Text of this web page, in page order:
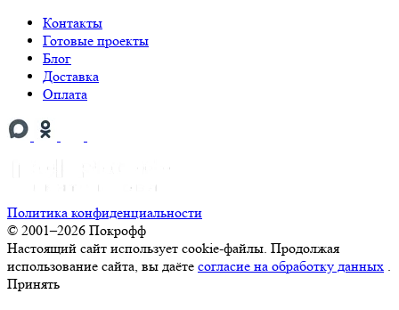
Контакты
Готовые проекты
Блог
Доставка
Оплата
Политика конфиденциальности
© 2001–2026 Покрофф
Настоящий сайт использует cookie-файлы. Продолжая
использование сайта, вы даёте согласие на обработку данных
Принять